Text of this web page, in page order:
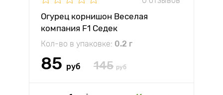
Огурец корнишон Веселая
компания F1 Седек
Кол-во в упаковке: 0.2 г
85 руб 145 руб